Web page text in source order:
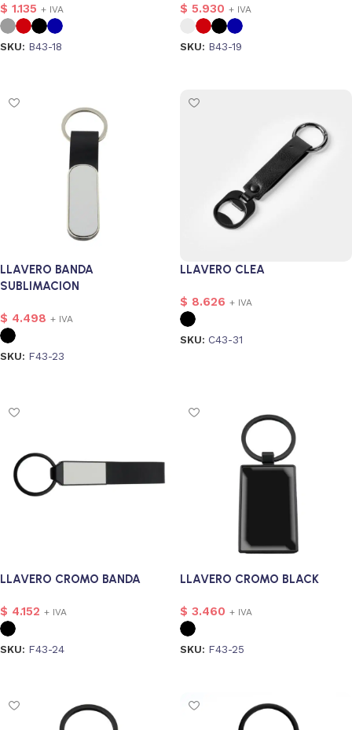
$ 1.135 + IVA
SKU: B43-18
$ 5.930 + IVA
SKU: B43-19
LLAVERO BANDA
SUBLIMACION
$ 4.498 + IVA
SKU: F43-23
LLAVERO CLEA
$ 8.626 + IVA
SKU: C43-31
LLAVERO CROMO BANDA
$ 4.152 + IVA
SKU: F43-24
LLAVERO CROMO BLACK
$ 3.460 + IVA
SKU: F43-25